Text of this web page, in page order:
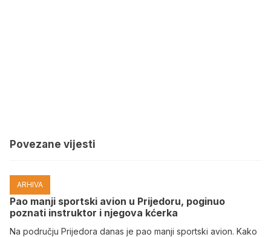
Povezane vijesti
ARHIVA
Pao manji sportski avion u Prijedoru, poginuo
poznati instruktor i njegova kćerka
Na području Prijedora danas je pao manji sportski avion. Kako